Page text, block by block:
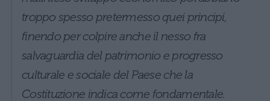
troppo spesso pretermesso quei principi,
finendo per colpire anche il nesso fra
salvaguardia del patrimonio e progresso
culturale e sociale del Paese che la
Costituzione indica come fondamentale.